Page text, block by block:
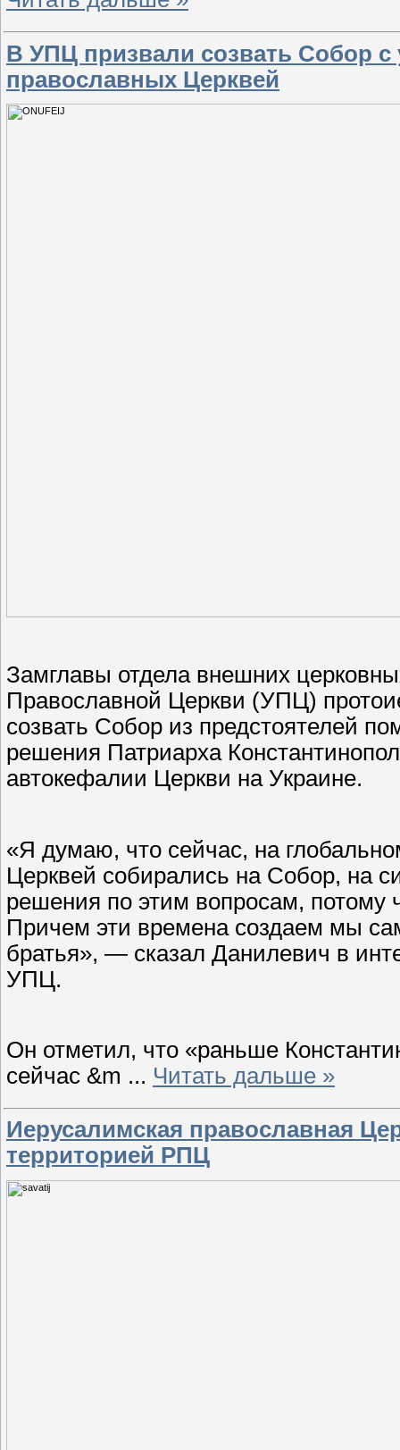
В УПЦ призвали созвать Собор с
православных Церквей
Замглавы отдела внешних
Православной Церкви (УПЦ)
созвать Собор из предстоятелей
решения Патриарха
автокефалии Церкви на Украине.
«Я думаю, что сейчас, на
Церквей собирались на Собор, на
решения по этим вопросам, потому
Причем эти времена создаем мы
братья», — сказал Данилевич в
УПЦ.
Он отметил, что «раньше
сейчас &m ... Читать дальше »
Иерусалимская православная
территорией РПЦ